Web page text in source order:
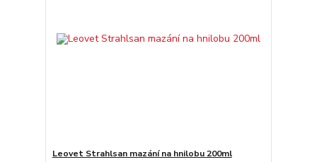
Leovet Strahlsan mazání na hnilobu 200ml